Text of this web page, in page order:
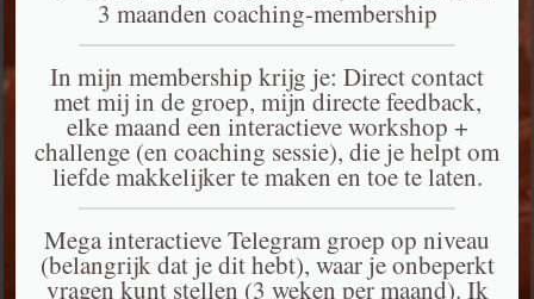
3 maanden coaching-membership
In mijn membership krijg je: Direct contact
met mij in de groep, mijn directe feedback,
elke maand een interactieve workshop +
challenge (en coaching sessie), die je helpt om
liefde makkelijker te maken en toe te laten.
Mega interactieve Telegram groep op niveau
(belangrijk dat je dit hebt), waar je onbeperkt
vragen kunt stellen (3 weken per maand). Ik